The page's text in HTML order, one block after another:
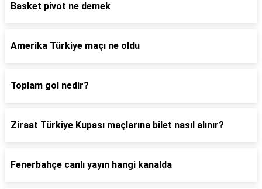
Basket pivot ne demek
Amerika Türkiye maçı ne oldu
Toplam gol nedir?
Ziraat Türkiye Kupası maçlarına bilet nasıl alınır?
Fenerbahçe canlı yayın hangi kanalda